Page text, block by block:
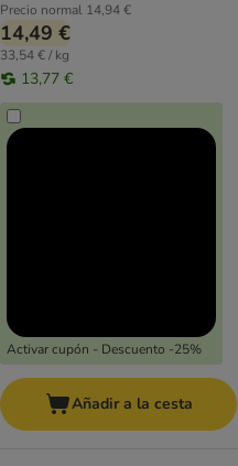
Precio normal 14,94 €
14,49 €
33,54 € / kg
13,77 €
Activar cupón - Descuento -25%
Añadir a la cesta